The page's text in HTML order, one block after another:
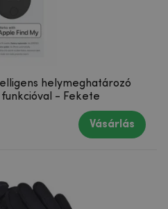
helymeghatározó
- Fekete
Vásárlás